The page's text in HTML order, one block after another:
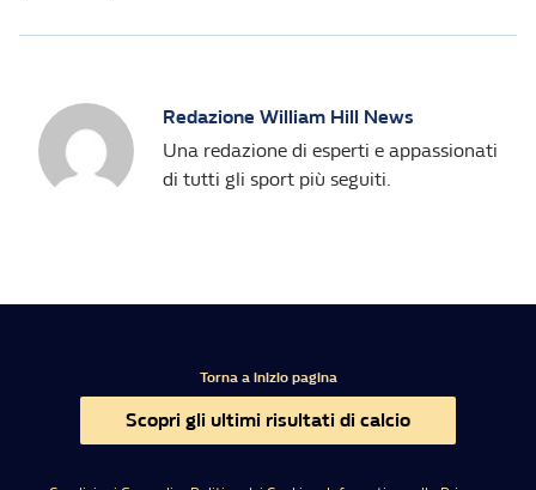
Redazione William Hill News
Una redazione di esperti e appassionati
di tutti gli sport più seguiti.
Torna a inizio pagina
Scopri gli ultimi risultati di calcio